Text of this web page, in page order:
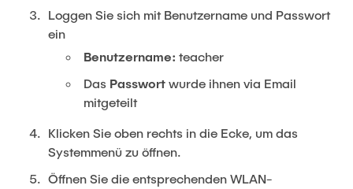
Loggen Sie sich mit Benutzername und Passwort
ein
Benutzername: teacher
Das Passwort wurde ihnen via Email
mitgeteilt
Klicken Sie oben rechts in die Ecke, um das
Systemmenü zu öffnen.
Öffnen Sie die entsprechenden WLAN-